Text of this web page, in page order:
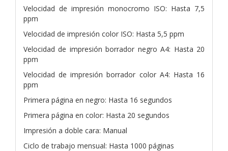
Velocidad de impresión monocromo ISO: Hasta 7,5
ppm
Velocidad de impresión color ISO: Hasta 5,5 ppm
Velocidad de impresión borrador negro A4: Hasta 20
ppm
Velocidad de impresión borrador color A4: Hasta 16
ppm
Primera página en negro: Hasta 16 segundos
Primera página en color: Hasta 20 segundos
Impresión a doble cara: Manual
Ciclo de trabajo mensual: Hasta 1000 páginas